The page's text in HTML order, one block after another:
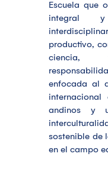
Escuela que
integral y
productivo,
ciencia,
enfocada al
andinos y
sostenible de
en el campo